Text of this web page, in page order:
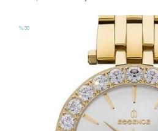
%30